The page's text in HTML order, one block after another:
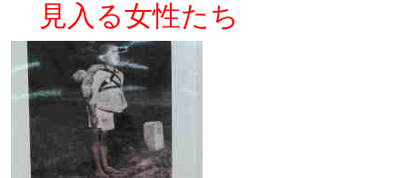
見入る女性たち